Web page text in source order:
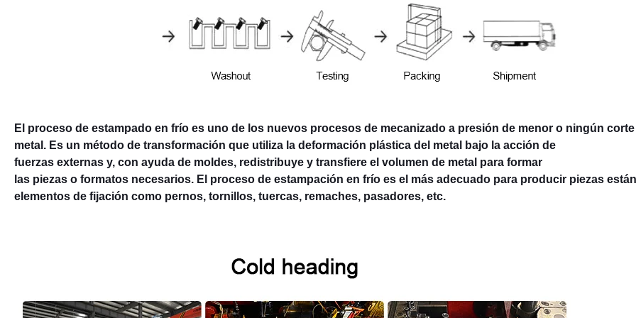
El proceso de estampado en frío es uno de los nuevos procesos de mecanizado a presión de menor o ningún corte
metal. Es un método de transformación que utiliza la deformación plástica del metal bajo la acción de
fuerzas externas y, con ayuda de moldes, redistribuye y transfiere el volumen de metal para formar
las piezas o formatos necesarios. El proceso de estampación en frío es el más adecuado para producir piezas
elementos de fijación como pernos, tornillos, tuercas, remaches, pasadores, etc.